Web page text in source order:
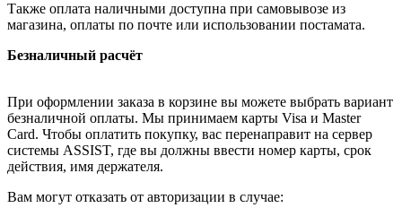
Также оплата наличными доступна при самовывозе из
магазина, оплаты по почте или использовании постамата.
Безналичный расчёт
При оформлении заказа в корзине вы можете выбрать вариант
безналичной оплаты. Мы принимаем карты Visa и Master
Card. Чтобы оплатить покупку, вас перенаправит на сервер
системы ASSIST, где вы должны ввести номер карты, срок
действия, имя держателя.
Вам могут отказать от авторизации в случае: